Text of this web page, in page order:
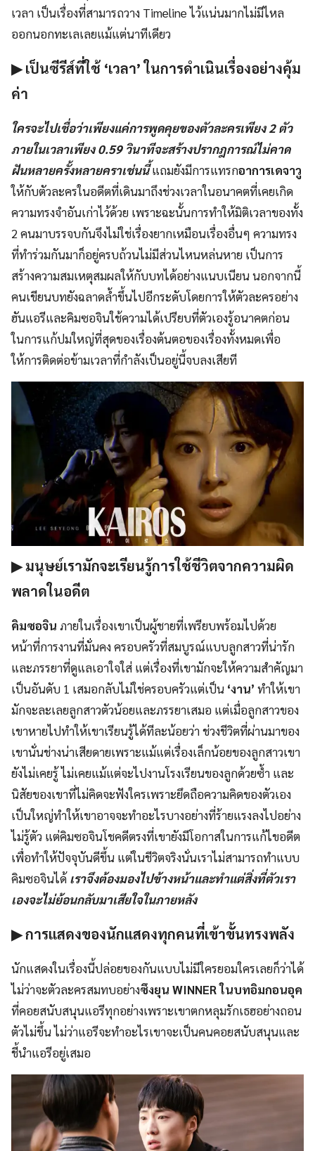
เวลา เป็นเรื่องที่สามารถวาง Timeline ไว้แน่นมากไม่มีไหล
ออกนอกทะเลเลยแม้แต่นาทีเดียว
▶ เป็นซีรีส์ที่ใช้ ‘เวลา’ ในการดำเนินเรื่องอย่างคุ้ม
ค่า
ใครจะไปเชื่อว่าเพียงแค่การพูดคุยของตัวละครเพียง 2 ตัว
ภายในเวลาเพียง 0.59 วินาทีจะสร้างปรากฎการณ์ไม่คาด
ฝันหลายครั้งหลายคราเช่นนี้แถมยังมีการแทรกอาการเดจาวู
ให้กับตัวละครในอดีตที่เดินมาถึงช่วงเวลาในอนาคตที่เคยเกิด
ความทรงจำอันเก่าไว้ด้วย เพราะฉะนั้นการทำให้มิติเวลาของทั้ง
2 คนมาบรรจบกันจึงไม่ใช่เรื่องยากเหมือนเรื่องอื่นๆ ความทรง
ที่ทำร่วมกันมาก็อยู่ครบถ้วนไม่มีส่วนไหนหล่นหาย เป็นการ
สร้างความสมเหตุสมผลให้กับบทได้อย่างแนบเนียน นอกจากนี้
คนเขียนบทยังฉลาดล้ำขึ้นไปอีกระดับโดยการให้ตัวละครอย่าง
ฮันแอรีและคิมซอจินใช้ความได้เปรียบที่ตัวเองรู้อนาคตก่อน
ในการแก้ปมใหญ่ที่สุดของเรื่องต้นตอของเรื่องทั้งหมดเพื่อ
ให้การติดต่อข้ามเวลาที่กำลังเป็นอยู่นี้จบลงเสียที
▶ มนุษย์เรามักจะเรียนรู้การใช้ชีวิตจากความผิด
พลาดในอดีต
คิมซอจิน ภายในเรื่องเขาเป็นผู้ชายที่เพรียบพร้อมไปด้วย
หน้าที่การงานที่มั่นคง ครอบครัวที่สมบูรณ์แบบลูกสาวที่น่ารัก
และภรรยาที่ดูแลเอาใจใส่ แต่เรื่องที่เขามักจะให้ความสำคัญมา
เป็นอันดับ 1 เสมอกลับไม่ใช่ครอบครัวแต่เป็น ‘งาน’ ทำให้เขา
มักจะละเลยลูกสาวตัวน้อยและภรรยาเสมอ แต่เมื่อลูกสาวของ
เขาหายไปทำให้เขาเรียนรู้ได้ทีละน้อยว่า ช่วงชีวิตที่ผ่านมาของ
เขานั่นช่างน่าเสียดายเพราะแม้แต่เรื่องเล็กน้อยของลูกสาวเขา
ยังไม่เคยรู้ ไม่เคยแม้แต่จะไปงานโรงเรียนของลูกด้วยซ้ำ และ
นิสัยของเขาที่ไม่คิดจะฟังใครเพราะยึดถือความคิดของตัวเอง
เป็นใหญ่ทำให้เขาอาจจะทำอะไรบางอย่างที่ร้ายแรงลงไปอย่าง
ไม่รู้ตัว แต่คิมซอจินโชคดีตรงที่เขายังมีโอกาสในการแก้ไขอดีต
เพื่อทำให้ปัจจุบันดีขึ้น แต่ในชีวิตจริงนั่นเราไม่สามารถทำแบบ
คิมซอจินได้ เราจึงต้องมองไปข้างหน้าและทำแต่สิ่งที่ตัวเรา
เองจะไม่ย้อนกลับมาเสียใจในภายหลัง
▶ การแสดงของนักแสดงทุกคนที่เข้าขั้นทรงพลัง
นักแสดงในเรื่องนี้ปล่อยของกันแบบไม่มีใครยอมใครเลยก็ว่าได้
ไม่ว่าจะตัวละครสมทบอย่างซึงยุน WINNERในบทอิมกอนอุค
ที่คอยสนับสนุนแอรีทุกอย่างเพราะเขาตกหลุมรักเธฮอย่างถอน
ตัวไม่ขึ้น ไม่ว่าแอรีจะทำอะไรเขาจะเป็นคนคอยสนับสนุนและ
ชี้นำแอรีอยู่เสมอ